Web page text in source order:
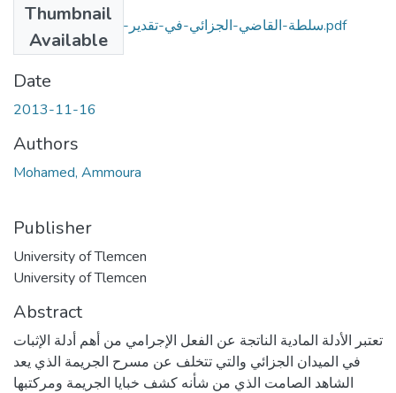
Thumbnail
Available
سلطة-القاضي-الجزائي-في-تقدير-أدلة-الإثبات-المادية.pdf
(6.05 MB)
Date
2013-11-16
Authors
Mohamed, Ammoura
Publisher
University of Tlemcen
University of Tlemcen
Abstract
تعتبر الأدلة المادية الناتجة عن الفعل الإجرامي من أهم أدلة الإثبات
في الميدان الجزائي والتي تتخلف عن مسرح الجريمة الذي يعد
الشاهد الصامت الذي من شأنه كشف خبايا الجريمة ومركتبها